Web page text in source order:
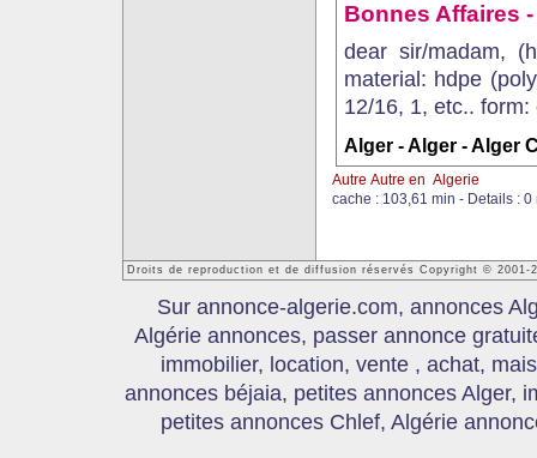
Bonnes Affaires
dear sir/madam,
material: hdpe
12/16, 1, etc..
Alger - Alger - Alger
Autre Autre en Algerie
cache : 103,61 min - Details : 0
Droits de reproduction et de diffusion réservés Copyright © 2001-
Sur annonce-algerie.com, annonces
Algérie annonces, passer annonce
immobilier, location, vente , achat,
annonces béjaia, petites annonces Alger,
petites annonces Chlef, Algérie